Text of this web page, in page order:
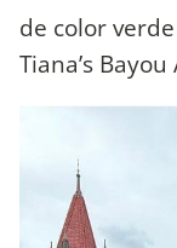
de color
Tiana’s